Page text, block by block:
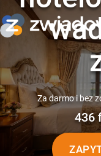
Za darmo i bez
436